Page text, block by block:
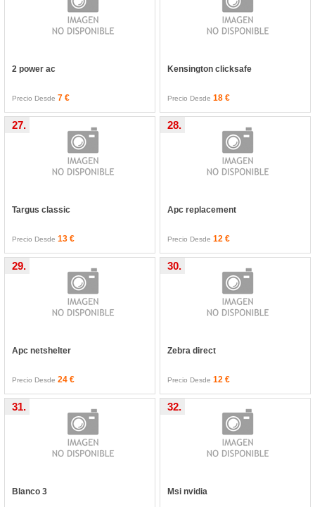
2 power ac
Precio Desde7 €
Kensington clicksafe
Precio Desde 18 €
Targus classic
27.
Precio Desde13 €
Apc replacement
28.
Precio Desde 12 €
Apc netshelter
29.
Precio Desde24 €
Zebra direct
30.
Precio Desde 12 €
Blanco 3
31.
Msi nvidia
32.